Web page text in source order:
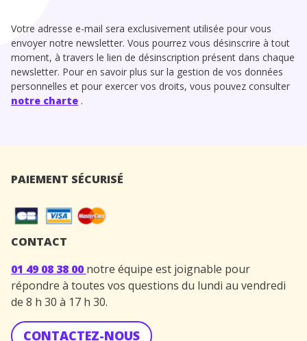
Votre adresse e-mail sera exclusivement utilisée pour vous
envoyer notre newsletter. Vous pourrez vous désinscrire à tout
moment, à travers le lien de désinscription présent dans chaque
newsletter. Pour en savoir plus sur la gestion de vos données
personnelles et pour exercer vos droits, vous pouvez consulter
notre charte .
PAIEMENT SÉCURISÉ
CONTACT
01 49 08 38 00 notre équipe est joignable pour
répondre à toutes vos questions du lundi au vendredi
de 8 h 30 à 17 h 30.
CONTACTEZ-NOUS